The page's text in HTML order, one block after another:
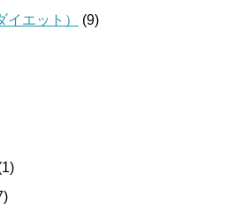
イエット）
(9)